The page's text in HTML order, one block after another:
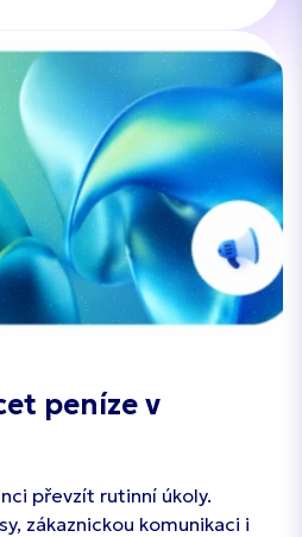
peníze v
převzít rutinní úkoly.
zákaznickou komunikaci i